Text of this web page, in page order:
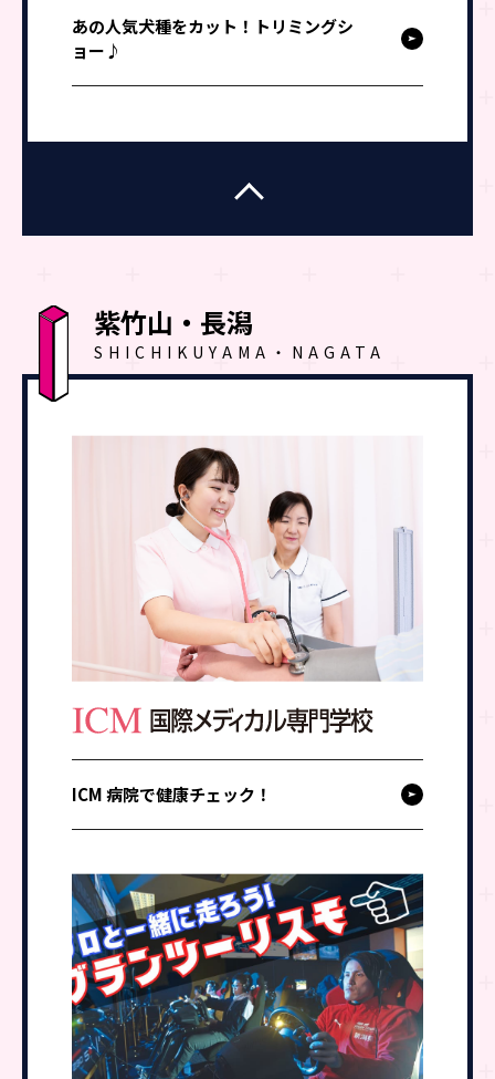
あの人気犬種をカット！トリミングシ
ョー♪
紫竹山・長潟
SHICHIKUYAMA・NAGATA
ICM 病院で健康チェック！